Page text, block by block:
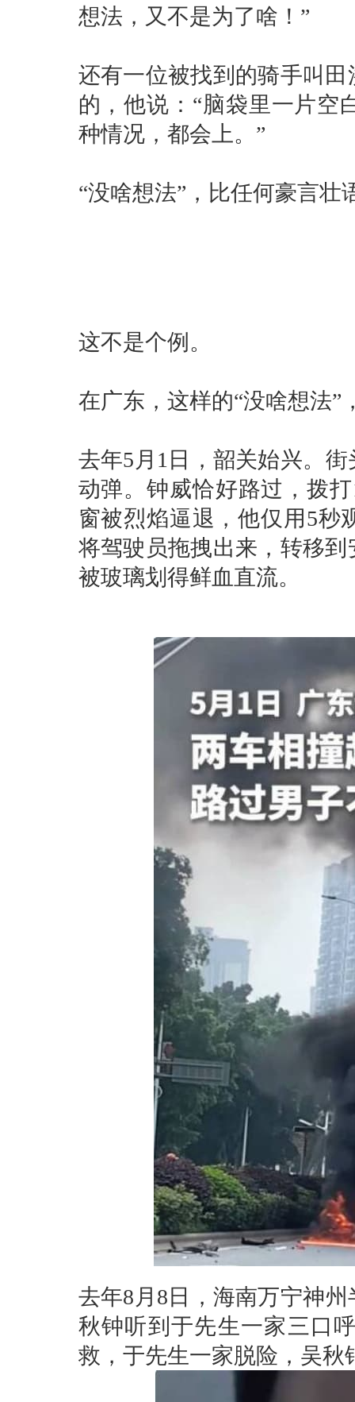
想法，又不是为了啥！”
还有一位被找到的骑手叫
的，他说：“脑袋里一片空
种情况，都会上。”
“没啥想法”，比任何豪言壮
这不是个例。
在广东，这样的“没啥想法”
去年5月1日，韶关始兴。
动弹。钟威恰好路过，拨
窗被烈焰逼退，他仅用5秒
将驾驶员拖拽出来，转移
被玻璃划得鲜血直流。
去年8月8日，海南万宁神
秋钟听到于先生一家三口
救，于先生一家脱险，吴秋